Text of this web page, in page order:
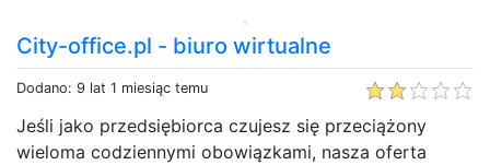
City-office.pl - biuro wirtualne
Dodano: 9 lat 1 miesiąc temu
Jeśli jako przedsiębiorca czujesz się przeciążony
wieloma codziennymi obowiązkami, nasza oferta